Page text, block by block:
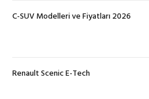
C-SUV Modelleri ve Fiyatları 2026
Renault Scenic E-Tech